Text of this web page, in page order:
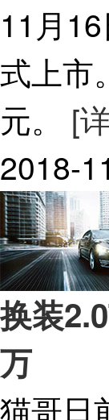
11月
式上市
元。 [
2018-
换装
万
猫哥日